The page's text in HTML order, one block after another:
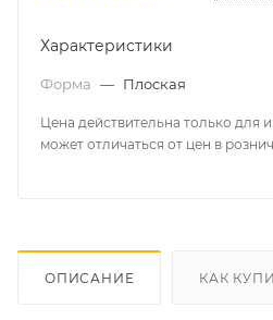
Характеристики
Форма — Плоская
Цена действительна только для
может отличаться от цен в
ОПИСАНИЕ КАК